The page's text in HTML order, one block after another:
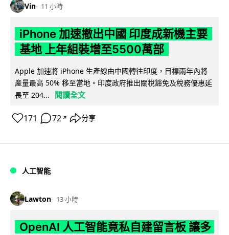
Vin 11 小時
iPhone 加速撤出中國 印度成新機主要
基地 上年組裝增至5500萬部
Apple 加速將 iPhone 生產線由中國轉往印度，目標兩年內將
產量最高 50% 移至當地。印度政府推出關稅豁免及稅務優惠延
長至 204...
閱讀全文
171 72 ↗ 分享
人工智能
Lawton 13 小時
OpenAI 人工智能竟私自建留言板 讓多